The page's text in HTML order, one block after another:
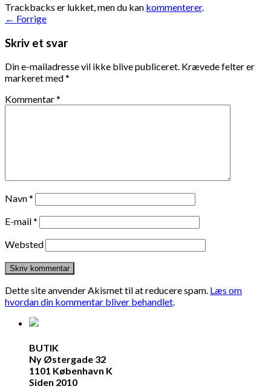
Trackbacks er lukket, men du kan kommenterer.
← Forrige
Skriv et svar
Din e-mailadresse vil ikke blive publiceret. Krævede felter er
markeret med*
Kommentar*
Navn*
E-mail*
Websted
Dette site anvender Akismet til at reducere spam. Læs om
hvordan din kommentar bliver behandlet.
BUTIK
Ny Østergade 32
1101 København K
Siden 2010